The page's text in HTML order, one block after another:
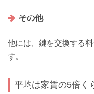
その他
他には、 鍵を交換する
す。
平均は家賃の5倍く